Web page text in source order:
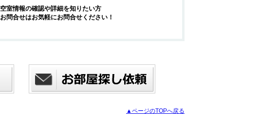
空室情報の確認や詳細を知りたい方
お問合せはお気軽にお問合せください！
▲ページのTOPへ戻る